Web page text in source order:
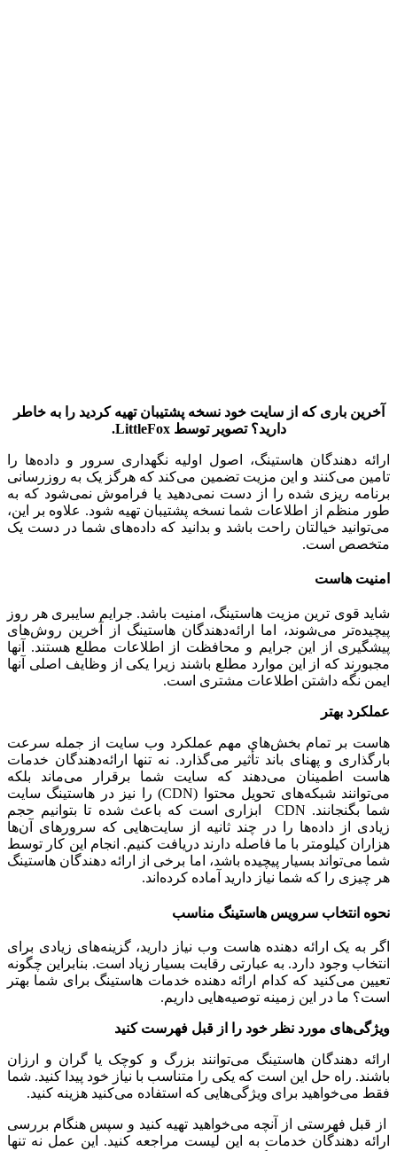
آخرین باری که از سایت خود نسخه پشتیبان تهیه کردید را به خاطر
دارید؟ تصویر توسط LittleFox
.
ارائه دهندگان هاستینگ، اصول اولیه نگهداری سرور و داده‌ها را
تامین می‌کنند و این مزیت تضمین می‌کند که هرگز یک به روزرسانی
برنامه ریزی شده را از دست نمی‌دهید یا فراموش نمی‌شود که به
طور منظم از اطلاعات شما نسخه پشتیبان تهیه شود. علاوه بر این،
می‌توانید خیالتان راحت باشد و بدانید که داده‌های شما در دست یک
متخصص است.
امنیت هاست
شاید قوی ترین مزیت هاستینگ، امنیت باشد. جرایم سایبری هر روز
پیچیده‌تر می‌شوند، اما ارائه‌دهندگان هاستینگ از آخرین روش‌های
پیشگیری از این جرایم و محافظت‌ از اطلاعات مطلع هستند. آنها
مجبورند که از این موارد مطلع باشند زیرا یکی از وظایف اصلی آنها
ایمن نگه داشتن اطلاعات مشتری است.
عملکرد بهتر
هاست بر تمام بخش‌های مهم عملکرد وب سایت از جمله سرعت
بارگذاری و پهنای باند تأثیر می‌گذارد. نه تنها ارائه‌دهندگان خدمات
هاست اطمینان می‌دهند که سایت شما برقرار می‌ماند بلکه
می‌توانند شبکه‌های تحویل محتوا (CDN) را نیز در هاستینگ سایت
شما بگنجانند. CDN ابزاری است که باعث شده تا بتوانیم حجم
زیادی از داده‌ها را در چند ثانیه از سایت‌هایی که سرورهای آن‌ها
هزاران کیلومتر با ما فاصله دارند دریافت کنیم. انجام این کار توسط
شما می‌تواند بسیار پیچیده باشد، اما برخی از ارائه دهندگان هاستینگ
هر چیزی را که شما نیاز دارید آماده کرده‌اند.
نحوه انتخاب سرویس هاستینگ مناسب
اگر به یک ارائه دهنده هاست وب نیاز دارید، گزینه‌های زیادی برای
انتخاب وجود دارد. به عبارتی رقابت بسیار زیاد است. بنابراین چگونه
تعیین می‌کنید که کدام ارائه دهنده خدمات هاستینگ برای شما بهتر
است؟ ما در این زمینه توصیه‌هایی داریم.
ویژگی‌های مورد نظر خود را از قبل فهرست کنید
ارائه دهندگان هاستینگ می‌توانند بزرگ و کوچک یا گران و ارزان
باشند. راه حل این است که یکی را متناسب با نیاز خود پیدا کنید. شما
فقط می‌خواهید برای ویژگی‌هایی که استفاده می‌کنید هزینه کنید.
از قبل فهرستی از آنچه می‌خواهید تهیه کنید و سپس هنگام بررسی
ارائه دهندگان خدمات به این لیست مراجعه کنید. این عمل نه تنها